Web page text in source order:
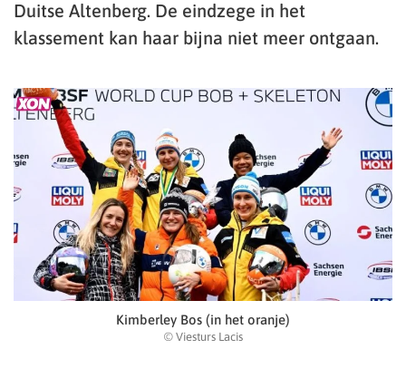
Duitse Altenberg. De eindzege in het
klassement kan haar bijna niet meer ontgaan.
Kimberley Bos (in het oranje)
© Viesturs Lacis